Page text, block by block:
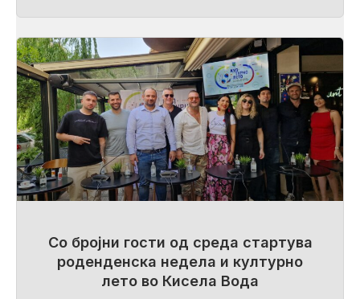
Со бројни гости од среда стартува
роденденска недела и културно
лето во Кисела Вода